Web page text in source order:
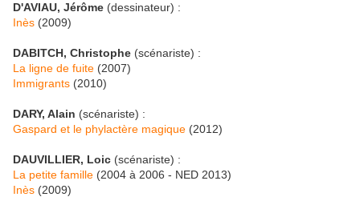
D'AVIAU, Jérôme (dessinateur) :
Inès (2009)
DABITCH, Christophe (scénariste) :
La ligne de fuite (2007)
Immigrants (2010)
DARY, Alain (scénariste) :
Gaspard et le phylactère magique (2012)
DAUVILLIER, Loic (scénariste) :
La petite famille (2004 à 2006 - NED 2013)
Inès (2009)